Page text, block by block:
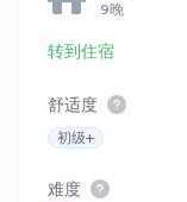
9晚
转到住宿
舒适度
初级+
难度